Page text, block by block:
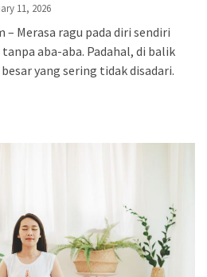
11, 2026
Merasa ragu pada diri sendiri
aba-aba. Padahal, di balik
yang sering tidak disadari.